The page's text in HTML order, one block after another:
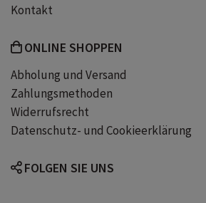
Moerath
Kontakt
ONLINE SHOPPEN
Abholung und Versand
Zahlungsmethoden
Widerrufsrecht
Datenschutz- und Cookieerklärung
FOLGEN SIE UNS